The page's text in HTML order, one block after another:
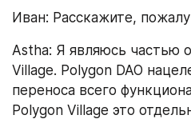
Иван: Расскажите,
Astha: Я являюсь частью
Village. Polygon DAO
переноса всего
Polygon Village это